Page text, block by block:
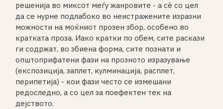
решенија во миксот меѓу жанровите - а сè со цел
да се нурне подлабоко во неистражените изразни
можности на моќниот прозен збор, особено во
кратката проза. Иако кратки по обем, сите раскази
ги содржат, во збиена форма, сите познати и
општоприфатени фази на прозното изразување
(експозиција, заплет, кулминација, расплет,
перипетија) - кои фази често се измешани
редоследно, а со цел за поефектен тек на
дејството.